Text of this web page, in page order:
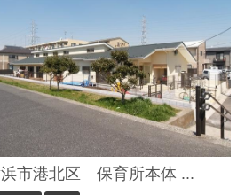
市港北区 保育所本体 ...